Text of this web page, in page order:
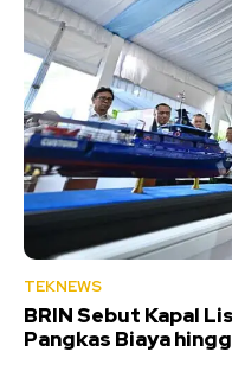
TEKNEWS
BRIN Sebut Kapal
Pangkas Biaya